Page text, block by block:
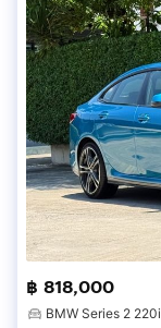
฿ 818,000
BMW Series 2 220i